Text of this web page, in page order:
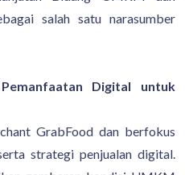
salah satu narasumber
Digital untuk
GrabFood dan berfokus
strategi penjualan digital.